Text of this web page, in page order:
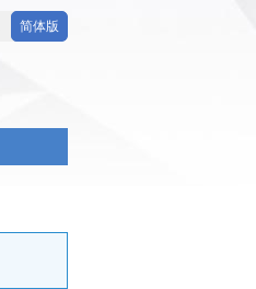
简体版